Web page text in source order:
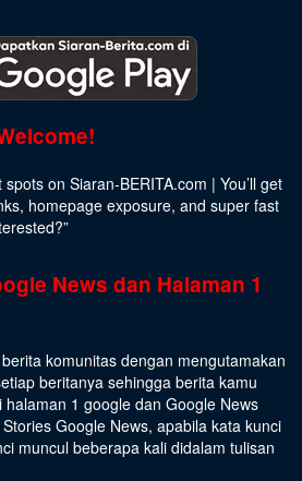
on Siaran-BERITA.com | You’ll get
homepage exposure, and super fast
?”
News dan Halaman 1
komunitas dengan mengutamakan
beritanya sehingga berita kamu
1 google dan Google News
Google News, apabila kata kunci
muncul beberapa kali didalam tulisan